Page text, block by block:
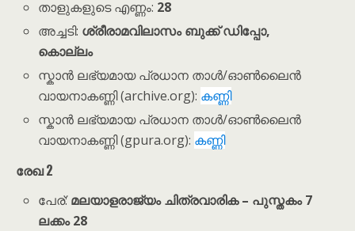
താളുകളുടെ എണ്ണം: 28
അച്ചടി: ശ്രീരാമവിലാസം ബുക്ക് ഡിപ്പോ,
കൊല്ലം
സ്കാൻ ലഭ്യമായ പ്രധാന താൾ/ഓൺലൈൻ
വായനാകണ്ണി (archive.org): കണ്ണി
സ്കാൻ ലഭ്യമായ പ്രധാന താൾ/ഓൺലൈൻ
വായനാകണ്ണി (gpura.org): കണ്ണി
രേഖ 2
പേര്:മലയാളരാജ്യം ചിത്രവാരിക – പുസ്തകം 7
ലക്കം 28